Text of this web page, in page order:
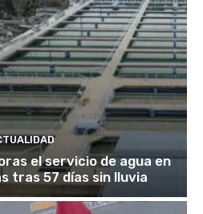
el servicio de agua en
tras 57 días sin lluvia